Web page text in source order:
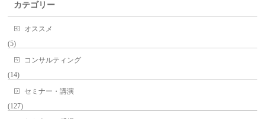
カテゴリー
オススメ
(5)
コンサルティング
(14)
セミナー・講演
(127)